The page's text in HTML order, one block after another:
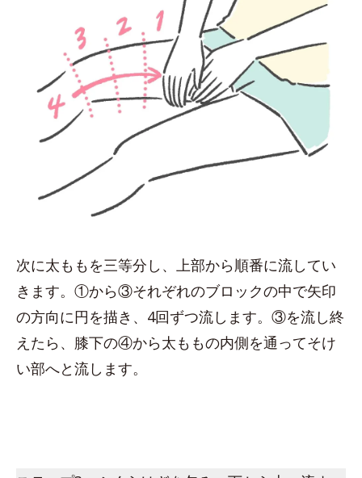
次に太ももを三等分し、上部から順番に流してい
きます。①から③それぞれのブロックの中で矢印
の方向に円を描き、4回ずつ流します。③を流し終
えたら、膝下の④から太ももの内側を通ってそけ
い部へと流します。